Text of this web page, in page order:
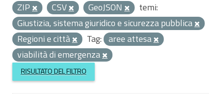
ZIP
CSV GeoJSON
temi:
Giustizia, sistema giuridico e sicurezza pubblica
Regioni e città
Tag: aree attesa
viabilità di emergenza
RISULTATO DEL FILTRO